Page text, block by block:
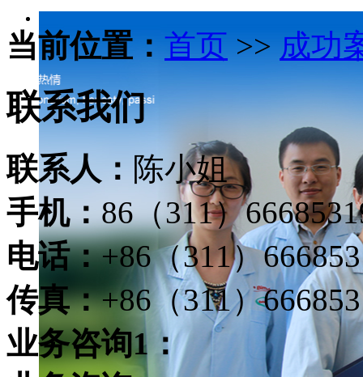
当前位置：首页 >> 成功
联系我们
联系人： 陈小姐
手机： 86（311）
电话：+86（311）
传真：+86（311）
业务咨询1：